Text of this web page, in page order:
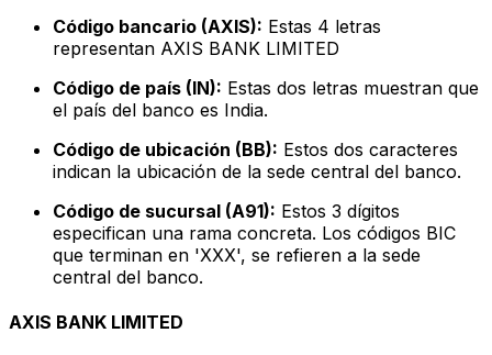
Código bancario (AXIS): Estas 4 letras
representan AXIS BANK LIMITED
Código de país (IN): Estas dos letras muestran que
el país del banco es India.
Código de ubicación (BB): Estos dos caracteres
indican la ubicación de la sede central del banco.
Código de sucursal (A91): Estos 3 dígitos
especifican una rama concreta. Los códigos BIC
que terminan en 'XXX', se refieren a la sede
central del banco.
AXIS BANK LIMITED